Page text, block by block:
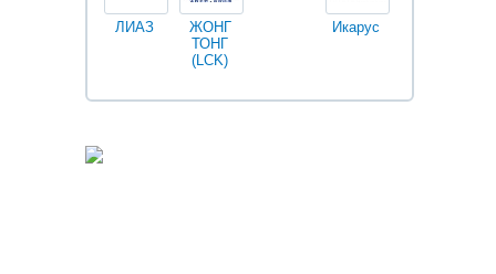
ЛИАЗ
ЖОНГ
ТОНГ
(LCK)
Икарус